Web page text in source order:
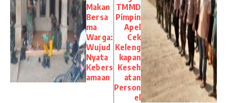
Makan
Bersa
ma
Warga:
Wujud
Nyata
Kebers
amaan
TMMD
Pimpin
Apel
Cek
Keleng
kapan
Keseh
atan
Person
el